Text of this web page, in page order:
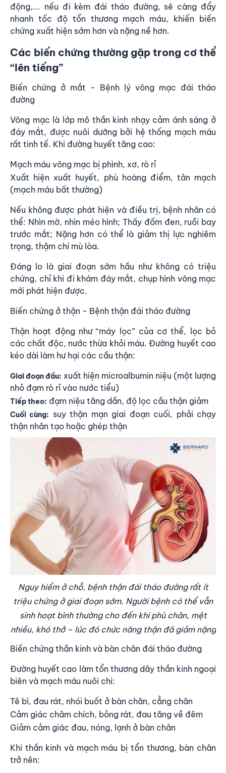
động,... nếu đi kèm đái tháo đường, sẽ càng đẩy
nhanh tốc độ tổn thương mạch máu, khiến biến
chứng xuất hiện sớm hơn và nặng nề hơn.
Các biến chứng thường gặp trong cơ thể
“lên tiếng”
Biến chứng ở mắt - Bệnh lý võng mạc đái tháo
đường
Võng mạc là lớp mô thần kinh nhạy cảm ánh sáng ở
đáy mắt, được nuôi dưỡng bởi hệ thống mạch máu
rất tinh tế. Khi đường huyết tăng cao:
Mạch máu võng mạc bị phình, xơ, rò rỉ
Xuất hiện xuất huyết, phù hoàng điểm, tân mạch
(mạch máu bất thường)
Nếu không được phát hiện và điều trị, bệnh nhân có
thể: Nhìn mờ, nhìn méo hình; Thấy đốm đen, ruồi bay
trước mắt; Nặng hơn có thể là giảm thị lực nghiêm
trọng, thậm chí mù lòa.
Đáng lo là giai đoạn sớm hầu như không có triệu
chứng, chỉ khi đi khám đáy mắt, chụp hình võng mạc
mới phát hiện được.
Biến chứng ở thận - Bệnh thận đái tháo đường
Thận hoạt động như “máy lọc” của cơ thể, lọc bỏ
các chất độc, nước thừa khỏi máu. Đường huyết cao
kéo dài làm hư hại các cầu thận:
Giai đoạn đầu: xuất hiện microalbumin niệu (một lượng
nhỏ đạm rò rỉ vào nước tiểu)
Tiếp theo: đạm niệu tăng dần, độ lọc cầu thận giảm
Cuối cùng: suy thận mạn giai đoạn cuối, phải chạy
thận nhân tạo hoặc ghép thận
Nguy hiểm ở chỗ, bệnh thận đái tháo đường rất ít
triệu chứng ở giai đoạn sớm. Người bệnh có thể vẫn
sinh hoạt bình thường cho đến khi phù chân, mệt
nhiều, khó thở – lúc đó chức năng thận đã giảm nặng
Biến chứng thần kinh và bàn chân đái tháo đường
Đường huyết cao làm tổn thương dây thần kinh ngoại
biên và mạch máu nuôi chi:
Tê bì, đau rát, nhói buốt ở bàn chân, cẳng chân
Cảm giác châm chích, bỏng rát, đau tăng về đêm
Giảm cảm giác đau, nóng, lạnh ở bàn chân
Khi thần kinh và mạch máu bị tổn thương, bàn chân
trở nên: